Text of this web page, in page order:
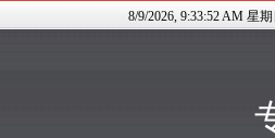
8/9/2026, 9:33:53 AM 星期